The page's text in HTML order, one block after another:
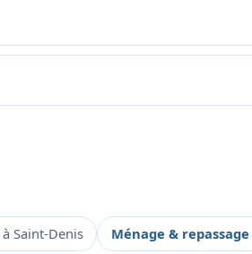
à Saint-Denis Ménage & repassage